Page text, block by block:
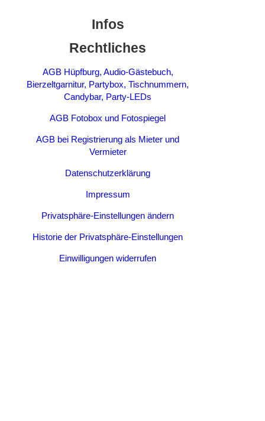
Infos
Rechtliches
AGB Hüpfburg, Audio-Gästebuch,
Bierzeltgarnitur, Partybox, Tischnummern,
Candybar, Party-LEDs
AGB Fotobox und Fotospiegel
AGB bei Registrierung als Mieter und
Vermieter
Datenschutzerklärung
Impressum
Privatsphäre-Einstellungen ändern
Historie der Privatsphäre-Einstellungen
Einwilligungen widerrufen